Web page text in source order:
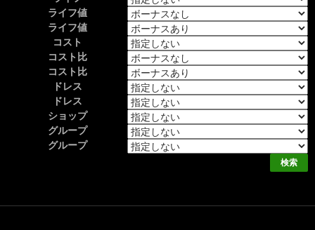
ライフ値
ライフ値
コスト
コスト比
コスト比
ドレス
ドレス
ショップ
グループ
グループ